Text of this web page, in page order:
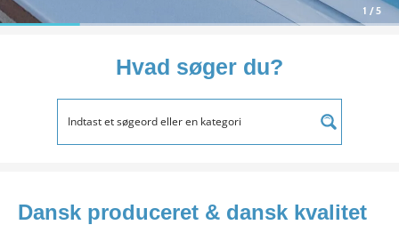
1 /5
Hvad søger du?
Dansk produceret & dansk kvalitet